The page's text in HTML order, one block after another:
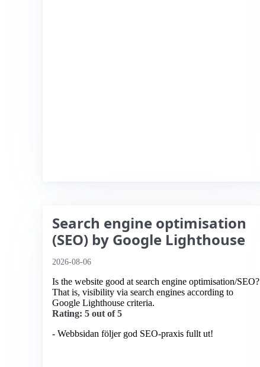
Search engine optimisation
(SEO) by Google Lighthouse
2026-08-06
Is the website good at search engine optimisation/SEO?
That is, visibility via search engines according to
Google Lighthouse criteria.
Rating: 5 out of 5
- Webbsidan följer god SEO-praxis fullt ut!